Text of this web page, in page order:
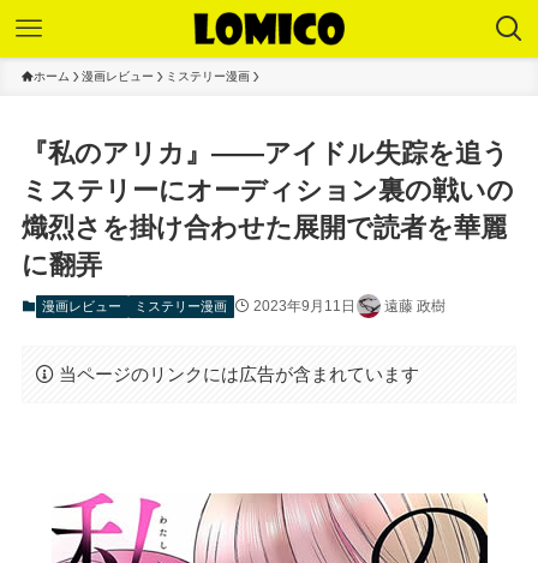
ホーム 漫画レビュー ミステリー漫画
『私のアリカ』――アイドル失踪を追う
ミステリーにオーディション裏の戦いの
熾烈さを掛け合わせた展開で読者を華麗
に翻弄
漫画レビュー ミステリー漫画 2023年9月11日 遠藤 政樹
当ページのリンクには広告が含まれています